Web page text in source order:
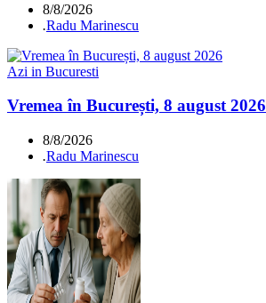
8/8/2026
.Radu Marinescu
Azi in Bucuresti
Vremea în București, 8 august 2026
8/8/2026
.Radu Marinescu